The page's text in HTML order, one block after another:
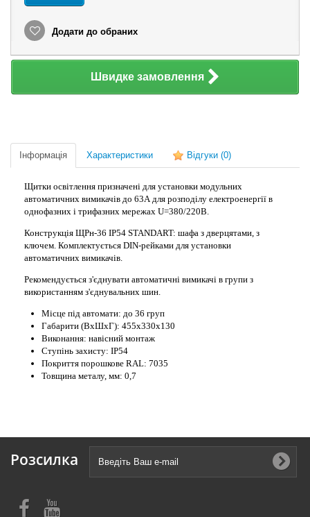
Додати до обраних
Швидке замовлення
Інформація Характеристики Відгуки (0)
Щитки освітлення призначені для установки модульних
автоматичних вимикачів до 63А для розподілу електроенергії в
однофазних і трифазних мережах U=380/220В.
Конструкція ЩРн-36 IP54 STANDART: шафа з дверцятами, з
ключем. Комплектується DIN-рейками для установки
автоматичних вимикачів.
Рекомендується з'єднувати автоматичні вимикачі в групи з
використанням з'єднувальних шин.
Місце під автомати: до 36 груп
Габарити (ВхШхГ): 455х330х130
Виконання: навісний монтаж
Ступінь захисту: IP54
Покриття порошкове RAL: 7035
Товщина металу, мм: 0,7
Розсилка